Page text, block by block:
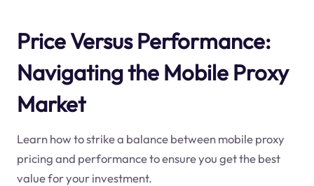
Price Versus Performance:
Navigating the Mobile Proxy
Market
Learn how to strike a balance between mobile proxy
pricing and performance to ensure you get the best
value for your investment.